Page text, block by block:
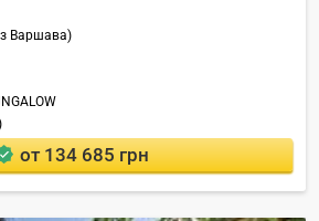
Варшава)
от 134 685 грн